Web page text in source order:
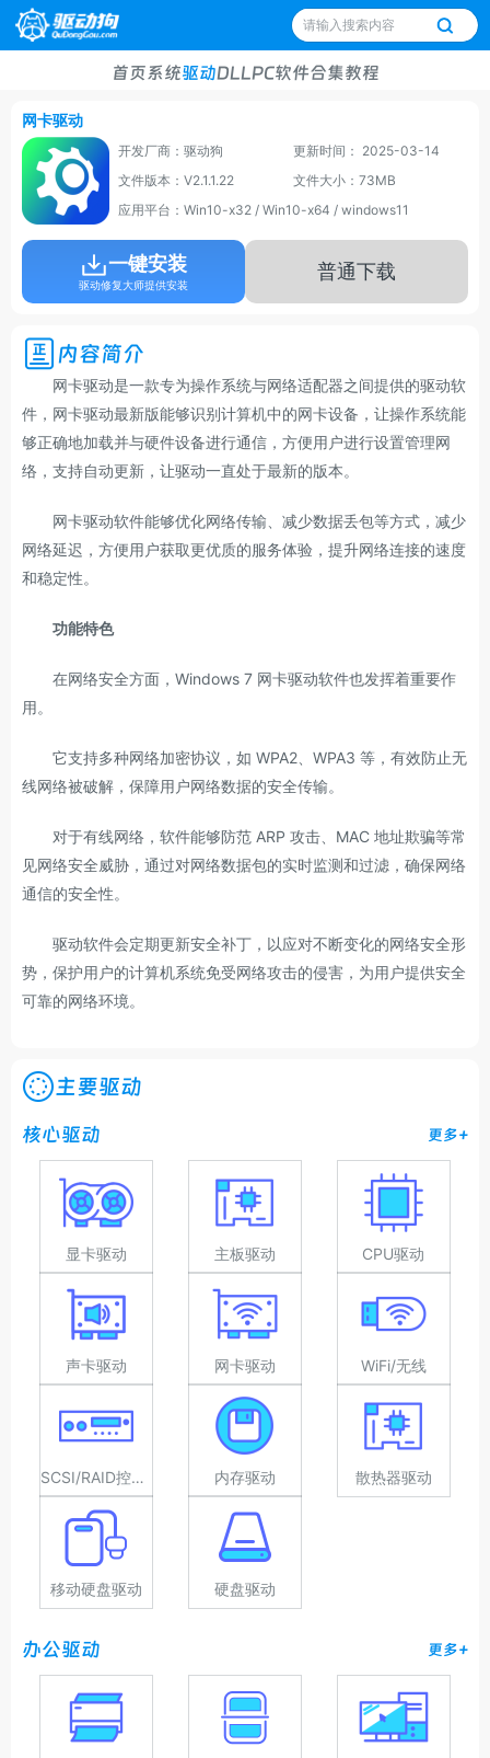
首页系统驱动DLLPC软件合集教程
网卡驱动
开发厂商：驱动狗
更新时间： 2025-03-14
文件版本：V2.1.1.22
文件大小：73MB
应用平台：Win10-x32 / Win10-x64 / windows11
一键安装
驱动修复大师提供安装
普通下载
内容简介
网卡驱动是一款专为操作系统与网络适配器之间提供的驱动软
件，网卡驱动最新版能够识别计算机中的网卡设备，让操作系统能
够正确地加载并与硬件设备进行通信，方便用户进行设置管理网
络，支持自动更新，让驱动一直处于最新的版本。
网卡驱动软件能够优化网络传输、减少数据丢包等方式，减少
网络延迟，方便用户获取更优质的服务体验，提升网络连接的速度
和稳定性。
功能特色
在网络安全方面，Windows 7 网卡驱动软件也发挥着重要作
用。
它支持多种网络加密协议，如 WPA2、WPA3 等，有效防止无
线网络被破解，保障用户网络数据的安全传输。
对于有线网络，软件能够防范 ARP 攻击、MAC 地址欺骗等常
见网络安全威胁，通过对网络数据包的实时监测和过滤，确保网络
通信的安全性。
驱动软件会定期更新安全补丁，以应对不断变化的网络安全形
势，保护用户的计算机系统免受网络攻击的侵害，为用户提供安全
可靠的网络环境。
主要驱动
核心驱动 更多+
显卡驱动 主板驱动 CPU驱动
声卡驱动 网卡驱动 WiFi/无线
SCSI/RAID控制器驱动 内存驱动 散热器驱动
移动硬盘驱动 硬盘驱动
办公驱动 更多+